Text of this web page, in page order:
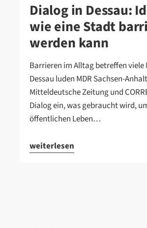
Dialog in Dessau:
wie eine Stadt
werden kann
Barrieren im Alltag betreffen viele
Dessau luden MDR Sachsen-
Mitteldeutsche Zeitung und
Dialog ein, was gebraucht wird,
öffentlichen Leben…
weiterlesen